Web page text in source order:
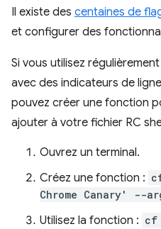
Il existe des centaines de
et configurer des
Si vous utilisez
avec des indicateurs de
pouvez créer une fonction
ajouter à votre fichier RC
Ouvrez un terminal.
Créez une fonction :
Chrome Canary' --
Utilisez la fonction : cf